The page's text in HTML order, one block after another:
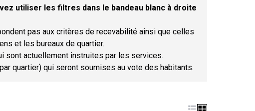
utiliser les filtres dans le bandeau blanc à droite
pas aux critères de recevabilité ainsi que celles
et les bureaux de quartier.
sont actuellement instruites par les services.
quartier) qui seront soumises au vote des habitants.